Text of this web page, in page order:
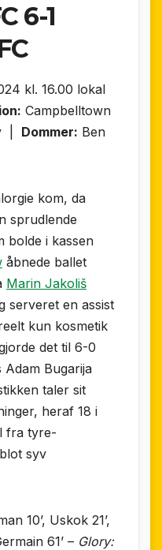
6-1
kl. 16.00 lokal
Campbelltown
| Dommer: Ben
kom, da
sprudlende
bolde i kassen
åbnede ballet
Marin Jakoliš
serveret en assist
kun kosmetik
det til 6-0
Adam Bugarija
taler sit
heraf 18 i
fra tyre-
syv
10’, Uskok 21’,
61’ – Glory: